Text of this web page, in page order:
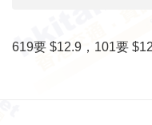
619要 $12.9，101要